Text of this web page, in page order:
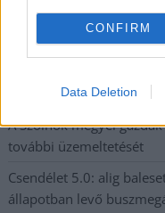
CONFIRM
Data Deletion
a közoktatásban –
munkáltatói jogaikat
kapott, más fideszesek
A Szolnok megyei
további üzemeltetését
Csendélet 5.0: alig
állapotban levő